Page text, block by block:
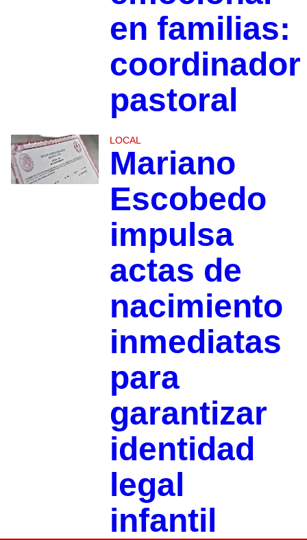
en familias:
coordinador
pastoral
LOCAL
Mariano
Escobedo
impulsa
actas de
nacimiento
inmediatas
para
garantizar
identidad
legal
infantil